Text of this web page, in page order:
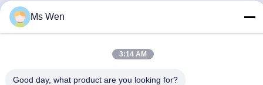
Contacto rápido
Segundo piso, edificio 1, número 36, calle central de
Xinzhou, Lincun, ciudad de Tangxia, ciudad de Dongguan
Ms Wen
3:14 AM
Good day, what product are you looking for?